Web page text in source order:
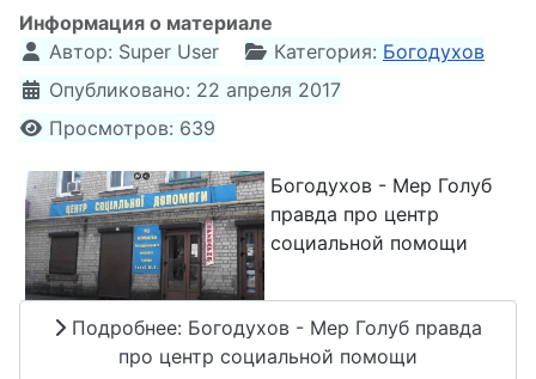
Информация о материале
Автор: Super User Категория: Богодухов
Опубликовано: 22 апреля 2017
Просмотров: 639
Богодухов - Мер Голуб
правда про центр
социальной помощи
Подробнее: Богодухов - Мер Голуб правда
про центр социальной помощи